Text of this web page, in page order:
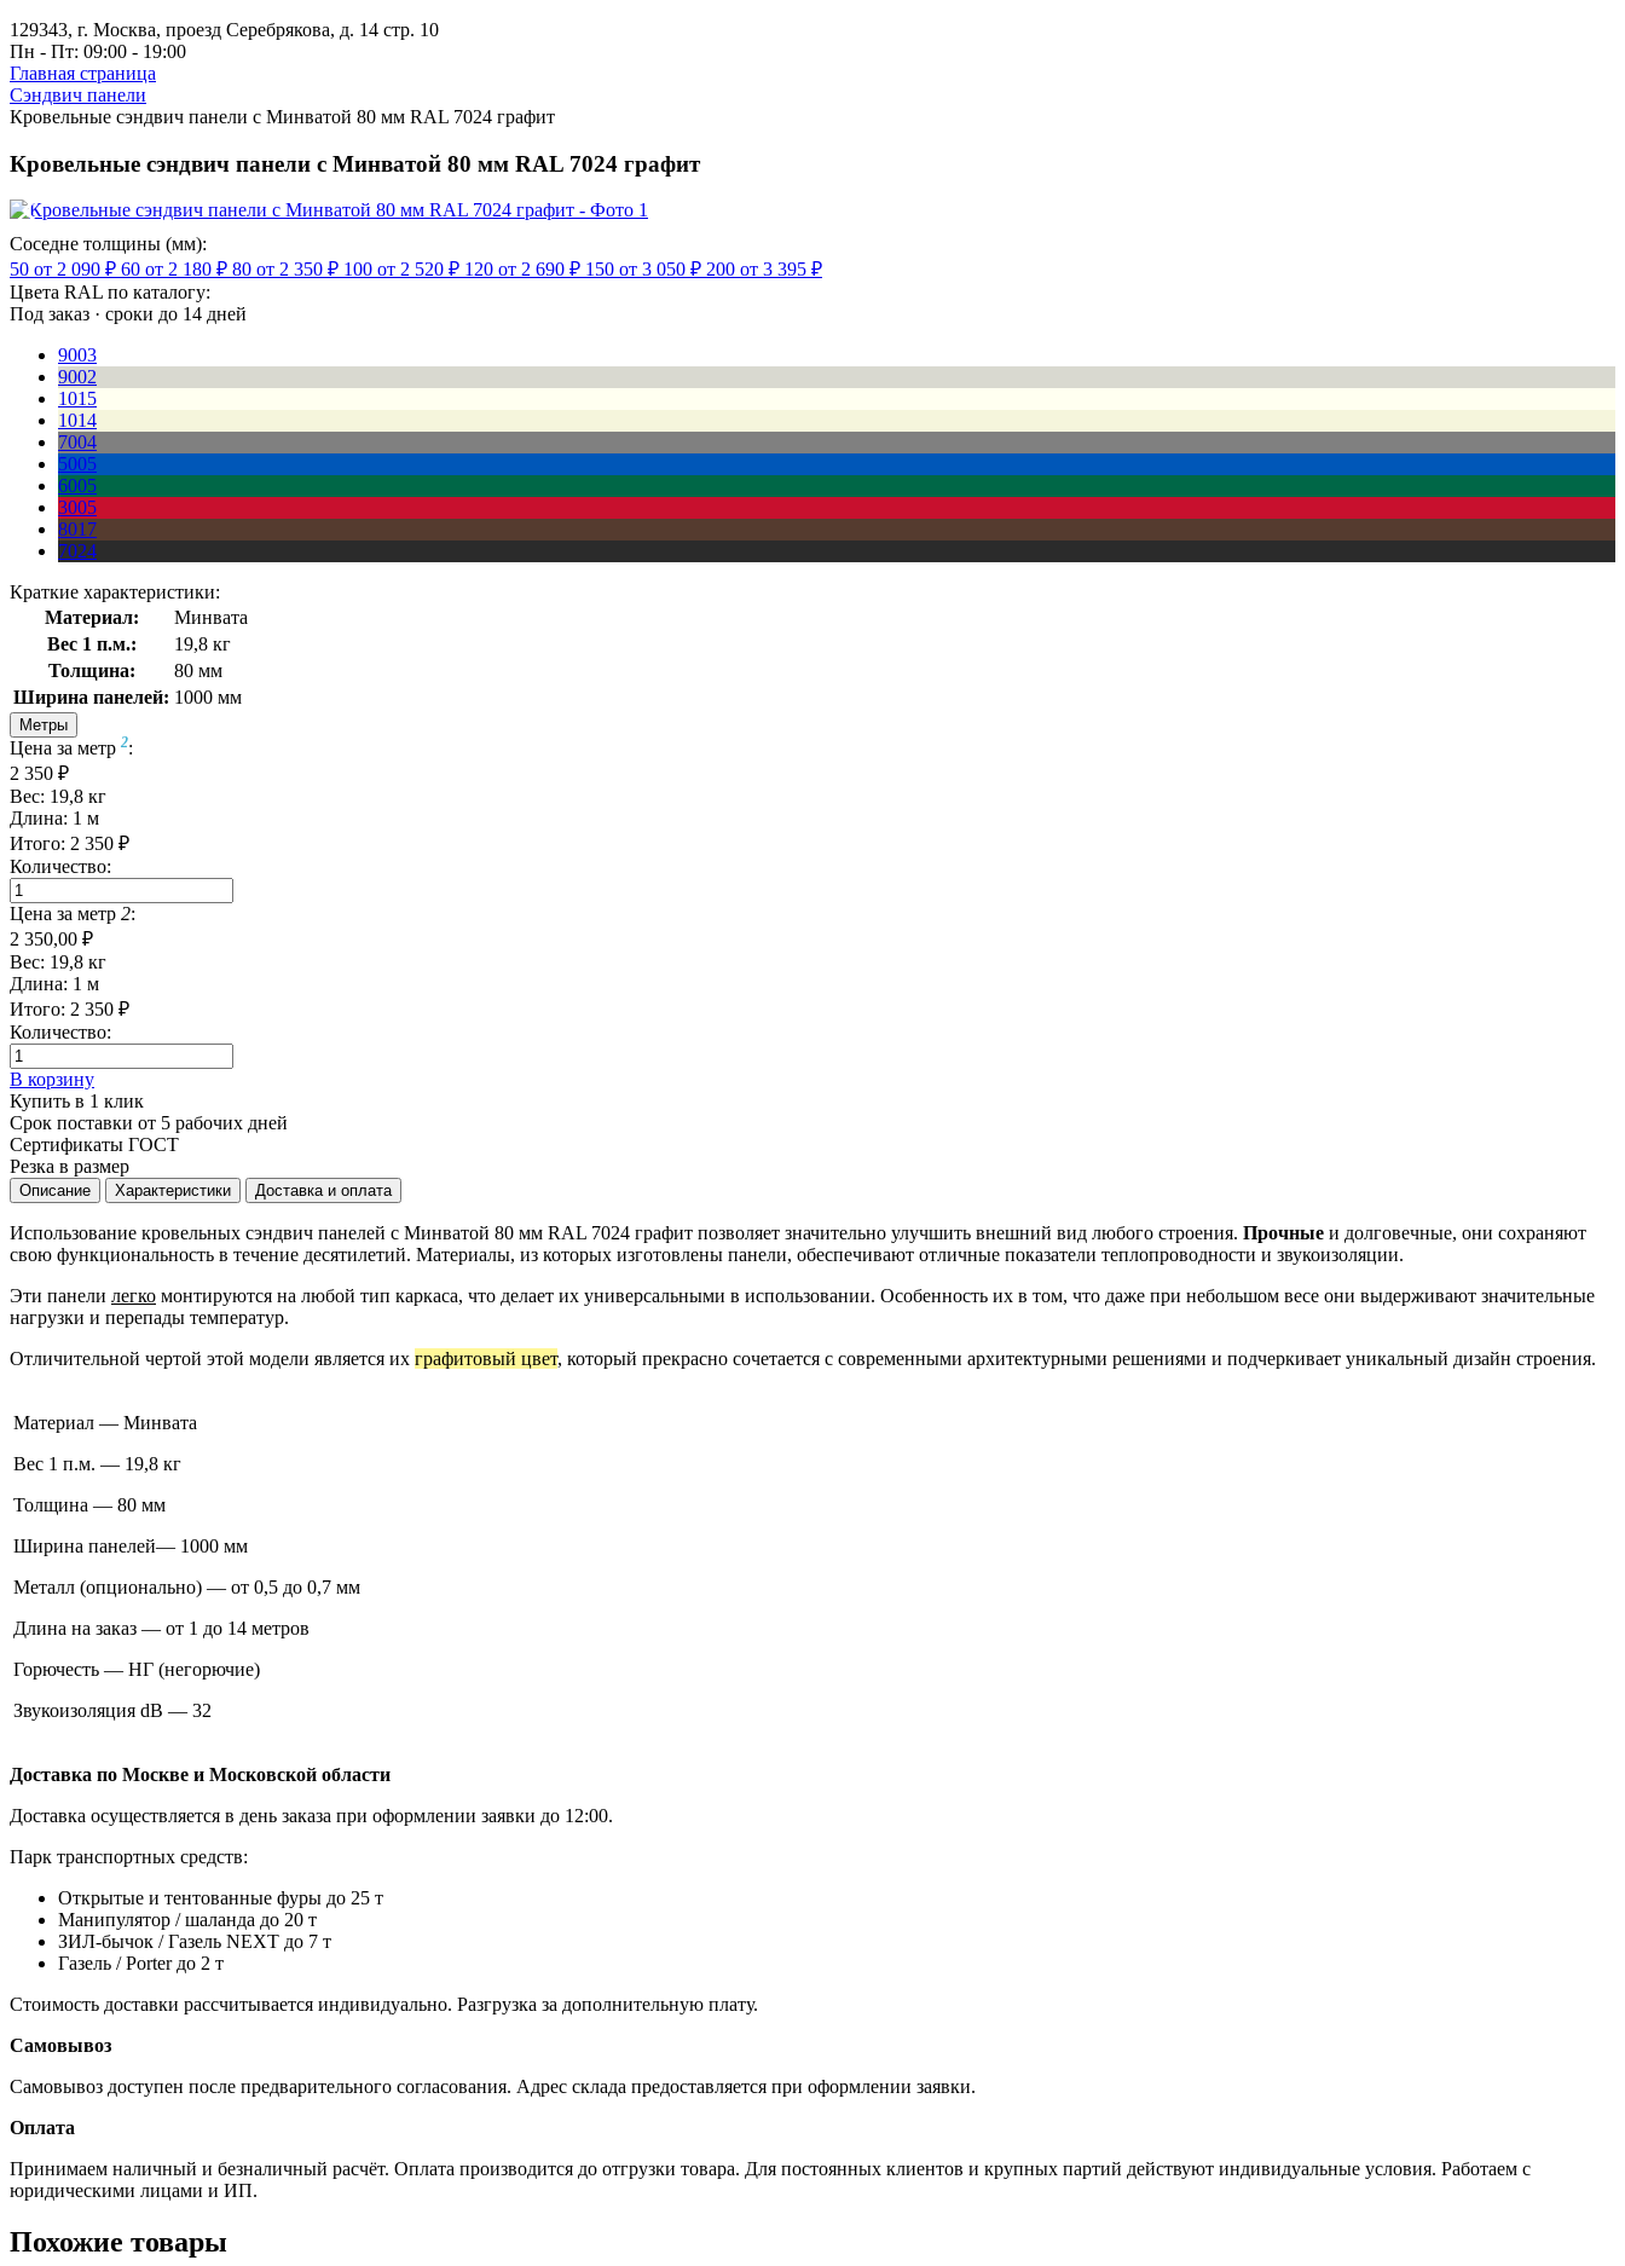
129343, г. Москва, проезд Серебрякова, д. 14 стр. 10
Пн - Пт: 09:00 - 19:00
Главная страница
Сэндвич панели
Кровельные сэндвич панели с Минватой 80 мм RAL 7024 графит
Кровельные сэндвич панели с Минватой 80 мм RAL 7024 графит
Соседне толщины (мм):
50 от 2 090 ₽ 60 от 2 180 ₽ 80 от 2 350 ₽ 100 от 2 520 ₽ 120 от 2 690 ₽ 150 от 3 050 ₽ 200 от 3 395 ₽
Цвета RAL по каталогу:
Под заказ · сроки до 14 дней
9003
9002
1015
1014
7004
5005
6005
3005
8017
7024
Краткие характеристики:
Материал:
Минвата
Вес 1 п.м.:
19,8 кг
Толщина:
80 мм
Ширина панелей: 1000 мм
Метры
Цена за метр 2:
2 350 ₽
Вес: 19,8 кг
Длина: 1 м
Итого: 2 350 ₽
Количество:
Цена за метр 2:
2 350,00 ₽
Вес: 19,8 кг
Длина: 1 м
Итого: 2 350 ₽
Количество:
В корзину
Купить в 1 клик
Срок поставки от 5 рабочих дней
Сертификаты ГОСТ
Резка в размер
Описание Характеристики Доставка и оплата
Использование кровельных сэндвич панелей с Минватой 80 мм RAL 7024 графит позволяет значительно улучшить внешний вид любого строения. Прочные и долговечные, они сохраняют
свою функциональность в течение десятилетий. Материалы, из которых изготовлены панели, обеспечивают отличные показатели теплопроводности и звукоизоляции.
Эти панели легко монтируются на любой тип каркаса, что делает их универсальными в использовании. Особенность их в том, что даже при небольшом весе они выдерживают значительные
нагрузки и перепады температур.
Отличительной чертой этой модели является их графитовый цвет, который прекрасно сочетается с современными архитектурными решениями и подчеркивает уникальный дизайн строения.
Материал — Минвата
Вес 1 п.м. — 19,8 кг
Толщина — 80 мм
Ширина панелей— 1000 мм
Металл (опционально) — от 0,5 до 0,7 мм
Длина на заказ — от 1 до 14 метров
Горючесть — НГ (негорючие)
Звукоизоляция dB — 32
Доставка по Москве и Московской области
Доставка осуществляется в день заказа при оформлении заявки до 12:00.
Парк транспортных средств:
Открытые и тентованные фуры до 25 т
Манипулятор / шаланда до 20 т
ЗИЛ-бычок / Газель NEXT до 7 т
Газель / Porter до 2 т
Стоимость доставки рассчитывается индивидуально. Разгрузка за дополнительную плату.
Самовывоз
Самовывоз доступен после предварительного согласования. Адрес склада предоставляется при оформлении заявки.
Оплата
Принимаем наличный и безналичный расчёт. Оплата производится до отгрузки товара. Для постоянных клиентов и крупных партий действуют индивидуальные условия. Работаем с
юридическими лицами и ИП.
Похожие товары